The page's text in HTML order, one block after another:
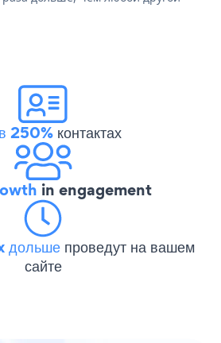
250%контактах
in engagement
дольше проведут на вашем
сайте